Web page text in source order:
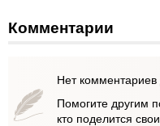
Комментарии
Нет
Помогите другим
кто поделится